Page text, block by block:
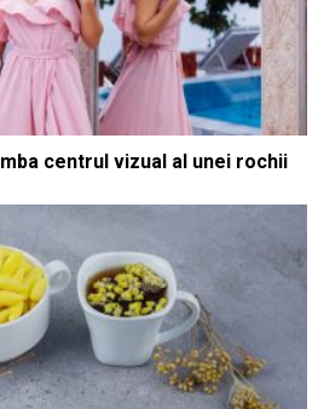
centrul vizual al unei rochii